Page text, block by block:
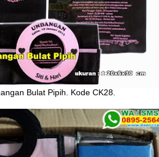
Bulat Pipih. Kode CK28.